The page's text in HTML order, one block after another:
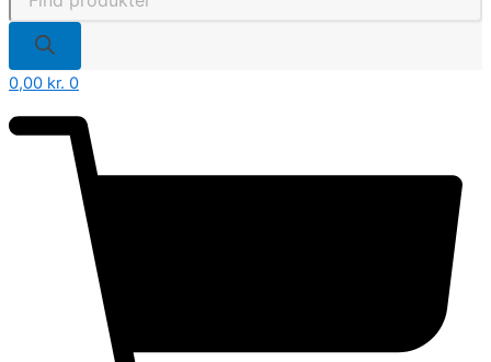
0,00 kr. 0